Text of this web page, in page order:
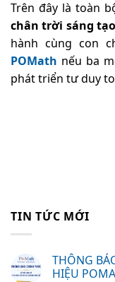
Trên đây là toàn
chân trời sáng tạo
hành cùng con
POMath nếu ba
phát triển tư duy
TIN TỨC MỚI
THÔNG
HIỆU